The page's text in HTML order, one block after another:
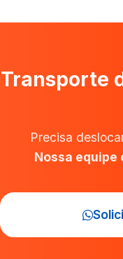
Transporte
Precisa
Nossa